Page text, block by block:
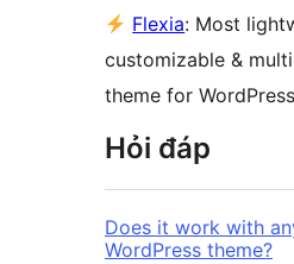
Flexia: Most
customizable &
theme for WordPress
Hỏi đáp
Does it work with
WordPress theme?